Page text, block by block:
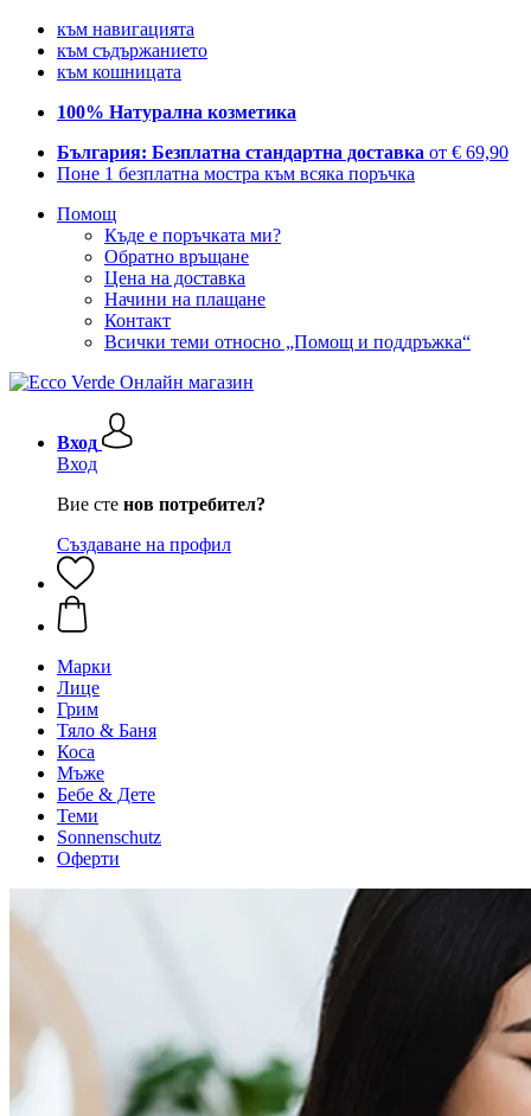
към навигацията
към съдържанието
към кошницата
100% Натурална козметика
България: Безплатна стандартна доставка от € 69,90
Поне 1 безплатна мостра към всяка поръчка
Помощ
Къде е поръчката ми?
Обратно връщане
Цена на доставка
Начини на плащане
Контакт
Всички теми относно „Помощ и поддръжка“
Вход
Вход
Вие сте нов потребител?
Създаване на профил
Марки
Лице
Грим
Тяло & Баня
Коса
Мъже
Бебе & Дете
Теми
Sonnenschutz
Оферти